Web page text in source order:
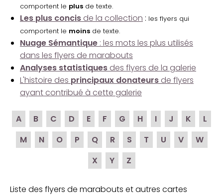
comportent le plus de texte.
Les plus concis de la collection : les flyers qui
comportent le moins de texte.
Nuage Sémantique : les mots les plus utilisés
dans les flyers de marabouts
Analyses statistiques des flyers de la galerie
L'histoire des principaux donateurs de flyers
ayant contribué à cette galerie
A B C D E F G H I J K
L
M
N O P Q R S T U V
W
X
Y Z
Liste des flyers de marabouts et autres cartes